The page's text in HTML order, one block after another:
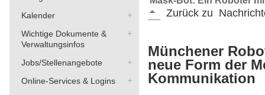
Kalender
Wichtige Dokumente &
Verwaltungsinfos
Jobs/Stellenangebote
Online-Services & Logins
Zurück zu
Münchener
neue Form der
Kommunikation